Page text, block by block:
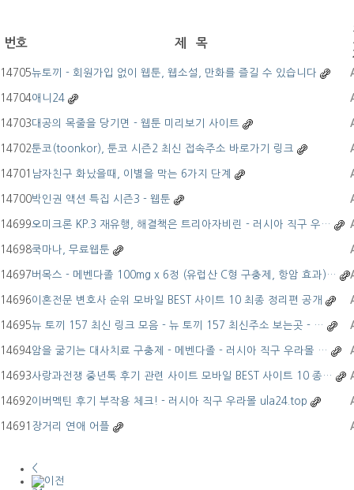
번호 제 목
14705뉴토끼 - 회원가입 없이 웹툰, 웹소설, 만화를 즐길 수 있습니다
14704애니24
14703대공의 목줄을 당기면 - 웹툰 미리보기 사이트
14702툰코(toonkor), 툰코 시즌2 최신 접속주소 바로가기 링크
14701 남자친구 화났을때, 이별을 막는 6가지 단계
14700박인권 액션 특집 시즌3 - 웹툰
14699오미크론 KP.3 재유행, 해결책은 트리아자비린 - 러시아 직구 우…
14698쿡마나, 무료웹툰
14697버목스 - 메벤다졸 100mg x 6정 (유럽산 C형 구충제, 항암 효과)…
14696이혼전문 변호사 순위 모바일 BEST 사이트 10 최종 정리편 공개
14695뉴 토끼 157 최신 링크 모음 - 뉴 토끼 157 최신주소 보는곳 - …
14694암을 굶기는 대사치료 구충제 - 메벤다졸 - 러시아 직구 우라몰 …
14693사랑과전쟁 중년톡 후기 관련 사이트 모바일 BEST 사이트 10 종…
14692이버멕틴 후기 부작용 체크! - 러시아 직구 우라몰 ula24.top
14691 장거리 연애 어플
<